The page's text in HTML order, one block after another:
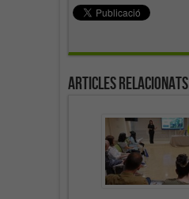
Articles Relacionats